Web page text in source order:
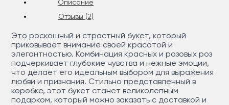
Описание
Отзывы (2)
Это роскошный и страстный букет, который
приковывает внимание своей красотой и
элегантностью. Комбинация красных и розовых роз
подчеркивает глубокие чувства и нежные эмоции,
что делает его идеальным выбором для выражения
любви и признания. Стильно представленный в
коробке, этот букет станет великолепным
подарком, который можно заказать с доставкой и